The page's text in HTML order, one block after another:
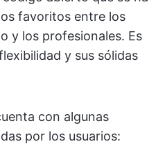
favoritos entre los
y los profesionales. Es
y sus sólidas
con algunas
por los usuarios: